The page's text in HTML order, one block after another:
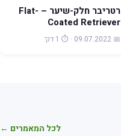
רטריבר חלק-שיער – Flat-
Coated Retriever
📅 09.07.2022 · ⏱️ 1 דק׳
לכל המאמרים ←